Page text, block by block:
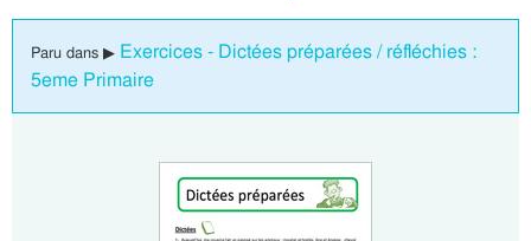
Paru dans ▶ Exercices - Dictées préparées / réfléchies :
5eme Primaire